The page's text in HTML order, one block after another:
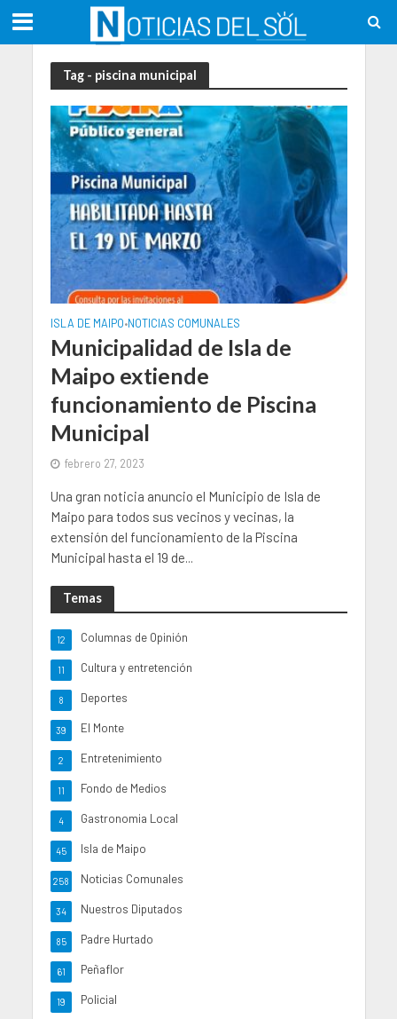
Tag - piscina municipal
ISLA DE MAIPO•NOTICIAS COMUNALES
Municipalidad de Isla de
Maipo extiende
funcionamiento de Piscina
Municipal
febrero 27, 2023
Una gran noticia anuncio el Municipio de Isla de
Maipo para todos sus vecinos y vecinas, la
extensión del funcionamiento de la Piscina
Municipal hasta el 19 de...
Temas
Columnas de Opinión
12
Cultura y entretención
11
Deportes
8
El Monte
39
Entretenimiento
2
Fondo de Medios
11
Gastronomia Local
4
Isla de Maipo
45
Noticias Comunales
258
Nuestros Diputados
34
Padre Hurtado
85
Peñaflor
61
Policial
19